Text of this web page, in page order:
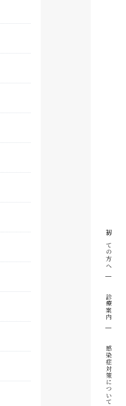
初めての方へ
診療案内
感染症対策について